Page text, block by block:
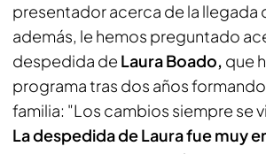
presentador acerca de la llegada
además, le hemos preguntado
despedida de Laura Boado, que
programa tras dos años
familia: "Los cambios siempre se
La despedida de Laura fue muy